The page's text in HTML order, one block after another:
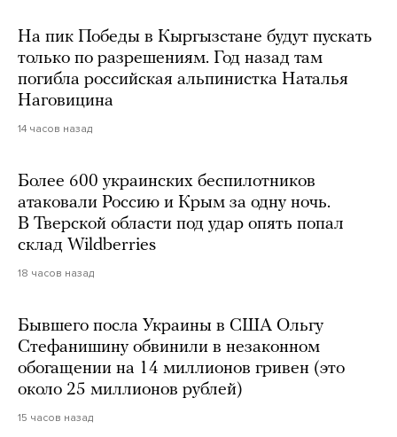
На пик Победы в Кыргызстане будут пускать
только по разрешениям. Год назад там
погибла российская альпинистка Наталья
Наговицина
14 часов назад
Более 600 украинских беспилотников
атаковали Россию и Крым за одну ночь.
В Тверской области под удар опять попал
склад Wildberries
18 часов назад
Бывшего посла Украины в США Ольгу
Стефанишину обвинили в незаконном
обогащении на 14 миллионов гривен (это
около 25 миллионов рублей)
15 часов назад